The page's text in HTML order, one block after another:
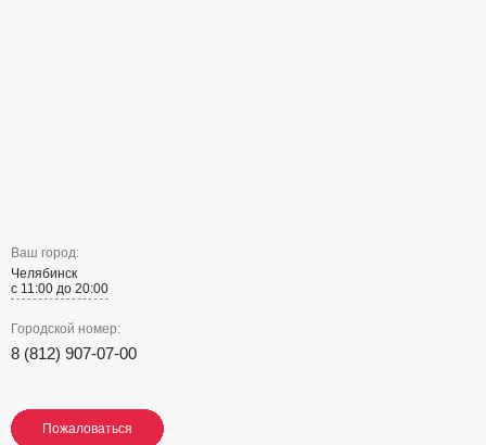
Ваш город:
Челябинск
с 11:00 до 20:00
Городской номер:
8 (812) 907-07-00
Пожаловаться
Пожаловаться
Пожаловаться